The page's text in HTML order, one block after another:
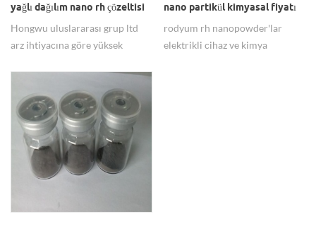
yağlı dağılım nano rh çözeltisi
Hongwu uluslararası grup ltd
arz ihtiyacına göre yüksek
dispersiyonu için özelleştirilmiş
hizmet tedarik.
nano partikül kimyasal fiyatı
rodyum rh nanopowder'lar
elektrikli cihaz ve kimya